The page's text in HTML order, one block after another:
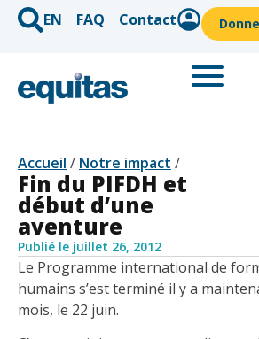
EN FAQ Contact
Accueil / Notre impact /
Fin du PIFDH et
début d’une
aventure
Publié le juillet 26, 2012
Le Programme international de
humains s’est terminé il y a
mois, le 22 juin.